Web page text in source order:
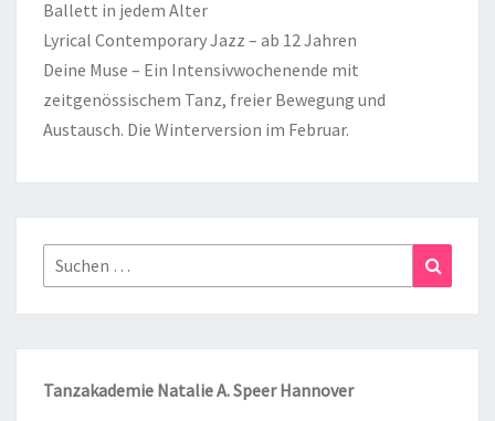
Ballett in jedem Alter
Lyrical Contemporary Jazz – ab 12 Jahren
Deine Muse – Ein Intensivwochenende mit
zeitgenössischem Tanz, freier Bewegung und
Austausch. Die Winterversion im Februar.
Suchen
nach:
Tanzakademie Natalie A. Speer Hannover